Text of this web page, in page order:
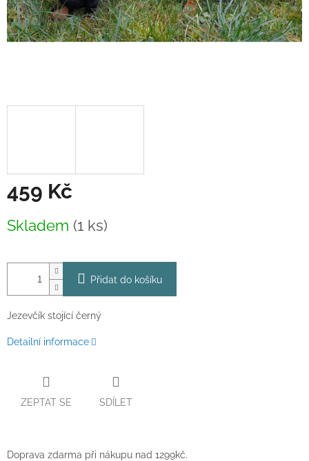
459 Kč
cena:
Skladem (1 ks)
Přidat do košíku
Jezevčík stojící černý
Detailní informace
ZEPTAT SE SDÍLET
Doprava zdarma při nákupu nad 1299kč.